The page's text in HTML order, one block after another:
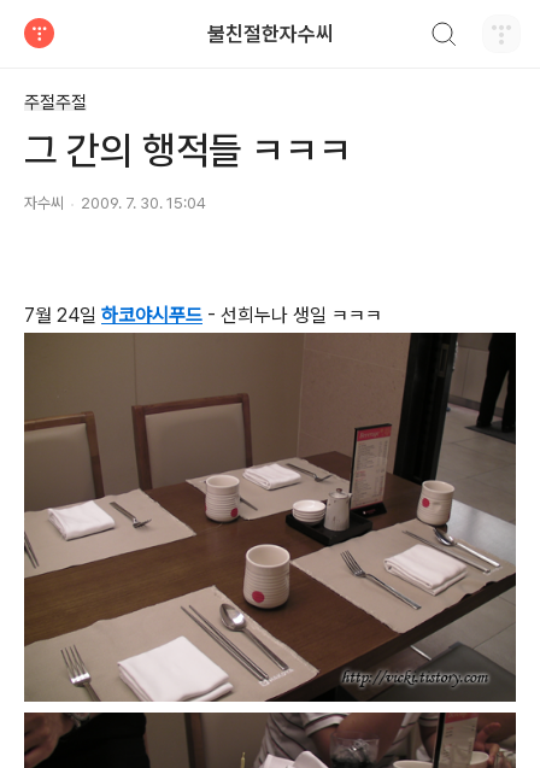
불친절한자수씨
주절주절
그 간의 행적들 ㅋㅋㅋ
자수씨 2009. 7. 30. 15:04
7월 24일 하코야시푸드 - 선희누나 생일 ㅋㅋㅋ